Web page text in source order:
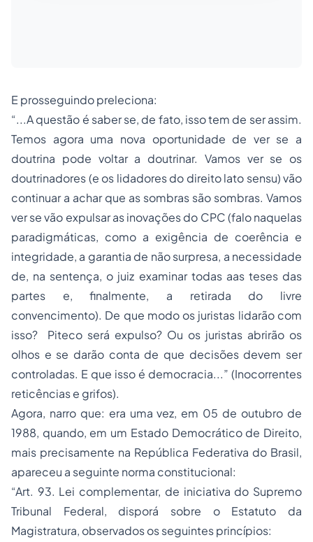
E prosseguindo preleciona:
“...A questão é saber se, de fato, isso tem de ser assim.
Temos agora uma nova oportunidade de ver se a
doutrina pode voltar a doutrinar. Vamos ver se os
doutrinadores (e os lidadores do direitolato sensu) vão
continuar a achar que as sombras são sombras. Vamos
ver se vão expulsar as inovações do CPC (falo naquelas
paradigmáticas, como a exigência de coerência e
integridade, a garantia de não surpresa, a necessidade
de, na sentença, o juiz examinar todas aas teses das
partes e, finalmente, a retirada do livre
convencimento). De que modo os juristas lidarão com
isso? Piteco será expulso? Ou os juristas abrirão os
olhos e se darão conta de que decisões devem ser
controladas. E que isso é democracia...” (Inocorrentes
reticências e grifos).
Agora, narro que: era uma vez, em 05 de outubro de
1988, quando, em um Estado Democrático de Direito,
mais precisamente na República Federativa do Brasil,
apareceu a seguinte norma constitucional:
“Art. 93. Lei complementar, de iniciativa do Supremo
Tribunal Federal, disporá sobre o Estatuto da
Magistratura, observados os seguintes princípios: